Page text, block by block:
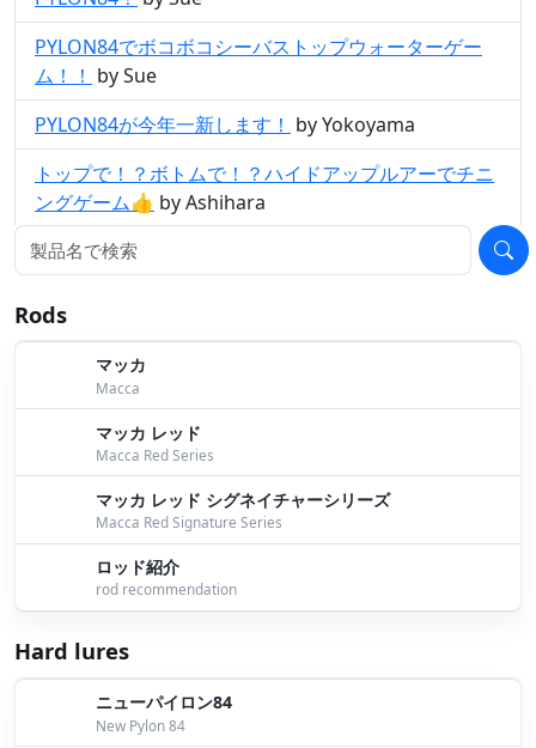
PYLON84でボコボコシーバストップウォーターゲー
ム！！ by Sue
PYLON84が今年一新します！ by Yokoyama
トップで！？ボトムで！？ハイドアップルアーでチニ
ングゲーム👍 by Ashihara
１０月２日桧原湖ガイド
パイロンでシーバストップ！！ボイルにナブラも！
Sue
秋の表層ボイル始まりました！
８月２９日桧原湖ガイド
トップ日和？by Iwata
１１月４日桧原湖ガイドby Bomber
１０月２０日桧原湖ガイド
９月３０日桧原湖ガイドby Bomber
９月２７日桧原湖ガイド
Rods
マッカ
Macca
マッカ レッド
Macca Red Series
マッカ レッド シグネイチャーシリーズ
Macca Red Signature Series
ロッド紹介
rod recommendation
Hard lures
ニューパイロン84
New Pylon 84